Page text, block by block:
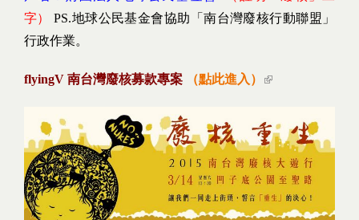
字）
PS.地球公民基金會協助「南台灣廢核行動聯盟」
行政作業。
flyingV 南台灣廢核募款專案 （點此進入）
(link is